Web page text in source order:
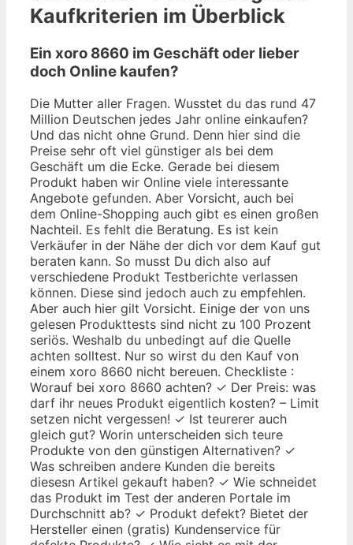
Kaufkriterien im Überblick
Ein xoro 8660 im Geschäft oder lieber
doch Online kaufen?
Die Mutter aller Fragen. Wusstet du das rund 47
Million Deutschen jedes Jahr online einkaufen?
Und das nicht ohne Grund. Denn hier sind die
Preise sehr oft viel günstiger als bei dem
Geschäft um die Ecke. Gerade bei diesem
Produkt haben wir Online viele interessante
Angebote gefunden. Aber Vorsicht, auch bei
dem Online-Shopping auch gibt es einen großen
Nachteil. Es fehlt die Beratung. Es ist kein
Verkäufer in der Nähe der dich vor dem Kauf gut
beraten kann. So musst Du dich also auf
verschiedene Produkt Testberichte verlassen
können. Diese sind jedoch auch zu empfehlen.
Aber auch hier gilt Vorsicht. Einige der von uns
gelesen Produkttests sind nicht zu 100 Prozent
seriös. Weshalb du unbedingt auf die Quelle
achten solltest. Nur so wirst du den Kauf von
einem xoro 8660 nicht bereuen. Checkliste :
Worauf bei xoro 8660 achten? ✓ Der Preis: was
darf ihr neues Produkt eigentlich kosten? – Limit
setzen nicht vergessen! ✓ Ist teurerer auch
gleich gut? Worin unterscheiden sich teure
Produkte von den günstigen Alternativen? ✓
Was schreiben andere Kunden die bereits
diesesn Artikel gekauft haben? ✓ Wie schneidet
das Produkt im Test der anderen Portale im
Durchschnitt ab? ✓ Produkt defekt? Bietet der
Hersteller einen (gratis) Kundenservice für